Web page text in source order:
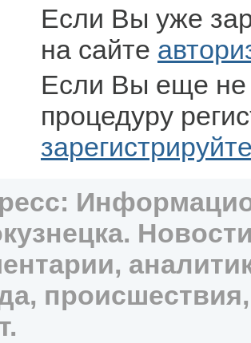
Если Вы уже
на сайте
Если Вы еще не
процедуру